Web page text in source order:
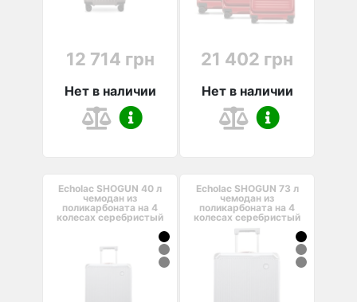
12 714 грн
Нет в наличии
21 402 грн
Нет в наличии
Echolac SHOGUN 40 л
чемодан из
поликарбоната на 4
колесах серебристый
Echolac SHOGUN 73 л
чемодан из
поликарбоната на 4
колесах серебристый